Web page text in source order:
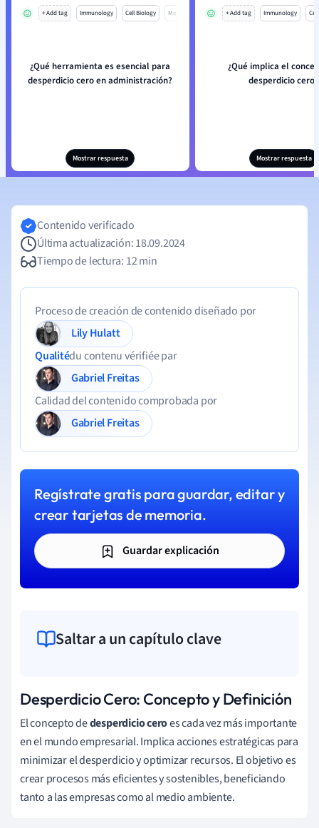
+ Add tag Immunology Cell Biology Mo
¿Qué herramienta es esencial para
desperdicio cero en administración?
Mostrar respuesta
+ Add tag Immunology
¿Qué implica el
desperdicio cero?
Mostrar respuesta
Contenido verificado
Última actualización: 18.09.2024
Tiempo de lectura: 12 min
Proceso de creación de contenido diseñado por
Lily Hulatt
Qualitédu contenu vérifiée par
Gabriel Freitas
Calidad del contenido comprobada por
Gabriel Freitas
Regístrate gratis para guardar, editar y
crear tarjetas de memoria.
Guardar explicación
Saltar a un capítulo clave
Desperdicio Cero: Concepto y Definición
El concepto dedesperdicio ceroes cada vez más importante
en el mundo empresarial. Implica acciones estratégicas para
minimizar el desperdicio y optimizar recursos. El objetivo es
crear procesos más eficientes y sostenibles, beneficiando
tanto a las empresas como al medio ambiente.